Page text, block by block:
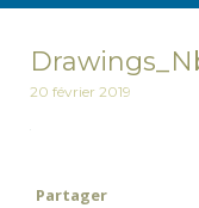
20 février 2019
Partager